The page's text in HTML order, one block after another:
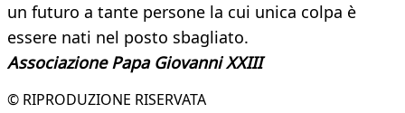
un futuro a tante persone la cui unica colpa è
essere nati nel posto sbagliato.
Associazione Papa Giovanni XXIII
© RIPRODUZIONE RISERVATA